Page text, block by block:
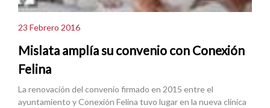
23 Febrero 2016
Mislata amplía su convenio con Conexión
Felina
La renovación del convenio firmado en 2015 entre el
ayuntamiento y Conexión Felina tuvo lugar en la nueva clínica